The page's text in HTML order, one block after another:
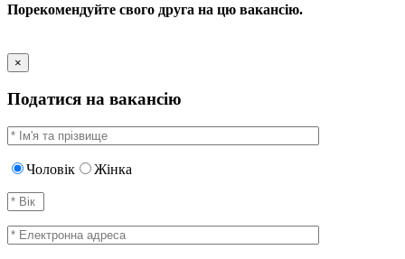
Порекомендуйте свого друга на цю вакансію.
×
Податися на вакансію
Чоловік Жінка